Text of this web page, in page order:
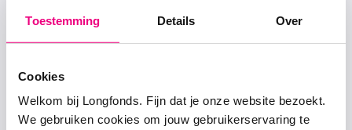
Toestemming Details Over
Cookies
Welkom bij Longfonds. Fijn dat je onze website bezoekt.
We gebruiken cookies om jouw gebruikerservaring te